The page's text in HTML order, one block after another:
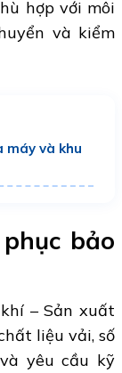
hợp với môi
và kiểm
máy và khu
bảo
– Sản xuất
liệu vải, số
yêu cầu kỹ